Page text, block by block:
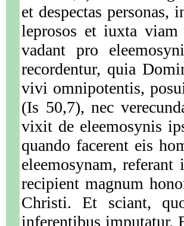
et despectas personas,
leprosos et iuxta viam
vadant pro
recordentur, quia
vivi omnipotentis,
(Is 50,7), nec
vixit de eleemosynis
quando facerent eis
eleemosynam,
recipient magnum
Christi. Et sciant,
inferentibus imputatur.